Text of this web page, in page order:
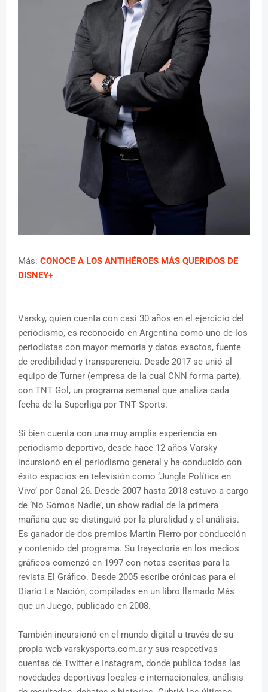
Más: CONOCE A LOS ANTIHÉROES MÁS QUERIDOS DE
DISNEY+
Varsky, quien cuenta con casi 30 años en el ejercicio del
periodismo, es reconocido en Argentina como uno de los
periodistas con mayor memoria y datos exactos, fuente
de credibilidad y transparencia. Desde 2017 se unió al
equipo de Turner (empresa de la cual CNN forma parte),
con TNT Gol, un programa semanal que analiza cada
fecha de la Superliga por TNT Sports.
Si bien cuenta con una muy amplia experiencia en
periodismo deportivo, desde hace 12 años Varsky
incursionó en el periodismo general y ha conducido con
éxito espacios en televisión como ‘Jungla Política en
Vivo’ por Canal 26. Desde 2007 hasta 2018 estuvo a cargo
de ‘No Somos Nadie’, un show radial de la primera
mañana que se distinguió por la pluralidad y el análisis.
Es ganador de dos premios Martin Fierro por conducción
y contenido del programa. Su trayectoria en los medios
gráficos comenzó en 1997 con notas escritas para la
revista El Gráfico. Desde 2005 escribe crónicas para el
Diario La Nación, compiladas en un libro llamado Más
que un Juego, publicado en 2008.
También incursionó en el mundo digital a través de su
propia web varskysports.com.ar y sus respectivas
cuentas de Twitter e Instagram, donde publica todas las
novedades deportivas locales e internacionales, análisis